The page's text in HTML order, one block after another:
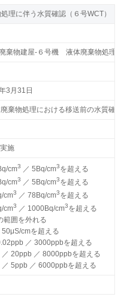
理に伴う水質確認（６号WCT）
棄物建屋-６号機 液体廃棄物処理
3月31日
棄物処理における移送前の水質確
施
cm3 ／ 5Bq/cm3を超える
cm3 ／ 5Bq/cm3を超える
cm3 ／ 78Bq/cm3を超える
cm3 ／ 1000Bq/cm3を超える
範囲を外れる
cmを超える
／ 3000ppbを超える
20ppb ／ 8000ppbを超える
5ppb ／ 6000ppbを超える
理に伴う水質確認（６号WCT）
棄物建屋-６号機 液体廃棄物処理
3月31日
棄物処理における移送前の水質確
施
cm3 ／ 5Bq/cm3を超える
cm3 ／ 5Bq/cm3を超える
cm3 ／ 78Bq/cm3を超える
cm3 ／ 1000Bq/cm3を超える
範囲を外れる
cmを超える
／ 3000ppbを超える
20ppb ／ 8000ppbを超える
5ppb ／ 6000ppbを超える